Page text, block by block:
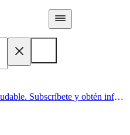
Acá comienza un estilo de vida saludable. Subscríbete y obtén información de primera mano